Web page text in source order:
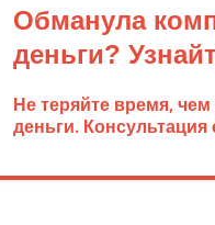
Обманула
деньги?
Не теряйте время,
деньги. Консультация